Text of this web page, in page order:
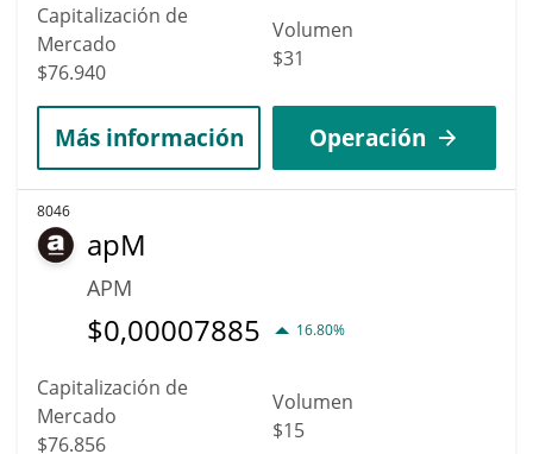
Capitalización de
Mercado
$76.940
Volumen
$31
Más información Operación
8046
apM
APM
$0,00007885 16.80%
Capitalización de
Mercado
$76.856
Volumen
$15